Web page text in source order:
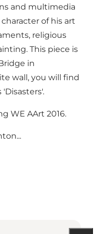
and multimedia
of his art
religious
This piece is
in
wall, you will find
'Disasters'.
WE AArt 2016.